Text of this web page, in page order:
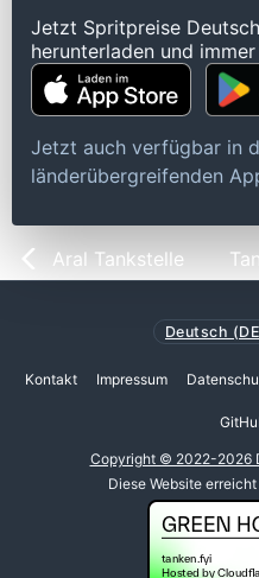
Jetzt Spritpreise
herunterladen und
Jetzt auch verfügbar in
länderübergreifenden
Aral Tankstelle
Deutsch
Kontakt Impressum
Copyright © 2022-2026
Diese Website erreicht